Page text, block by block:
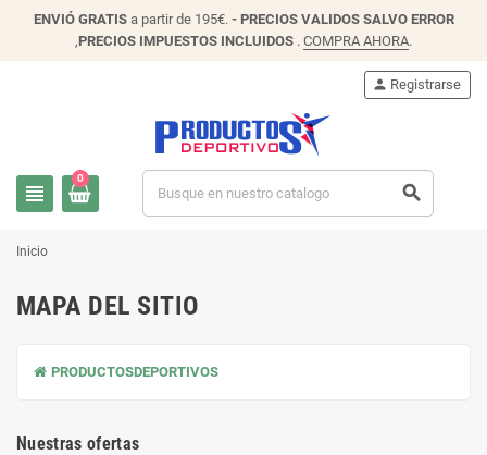
ENVIÓGRATISa partir de 195€. - PRECIOS VALIDOS SALVO ERROR
,PRECIOS IMPUESTOS INCLUIDOS . COMPRA AHORA.
view_headline
person Registrarse
0
search
Inicio
MAPA DEL SITIO
PRODUCTOSDEPORTIVOS
Nuestras ofertas